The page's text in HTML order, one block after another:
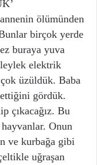
ölümünden
birçok yerde
buraya yuva
elektrik
üzüldük. Baba
gördük.
çıkacağız. Bu
Onun
ve kurbağa gibi
uğraşan